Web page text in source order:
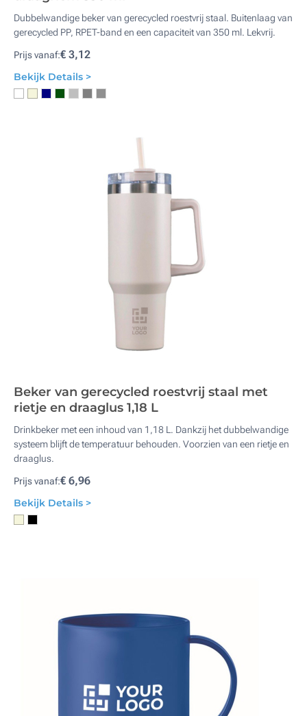
Dubbelwandige beker van gerecycled roestvrij staal. Buitenlaag van
gerecycled PP, RPET-band en een capaciteit van 350 ml. Lekvrij.
Prijs vanaf:€ 3,12
Bekijk Details >
Beker van gerecycled roestvrij staal met
rietje en draaglus 1,18 L
Drinkbeker met een inhoud van 1,18 L. Dankzij het dubbelwandige
systeem blijft de temperatuur behouden. Voorzien van een rietje en
draaglus.
Prijs vanaf:€ 6,96
Bekijk Details >